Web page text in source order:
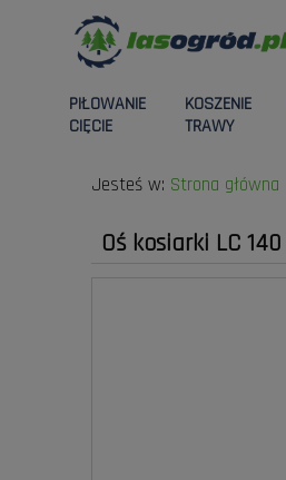
PIŁOWANIE
CIĘCIE
KOSZENIE
TRAWY
Jesteś w: Strona główna
Oś kosiarki LC